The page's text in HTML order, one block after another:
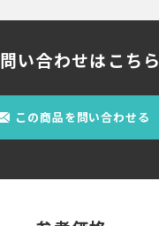
い合わせはこちら
この商品を問い合わせる